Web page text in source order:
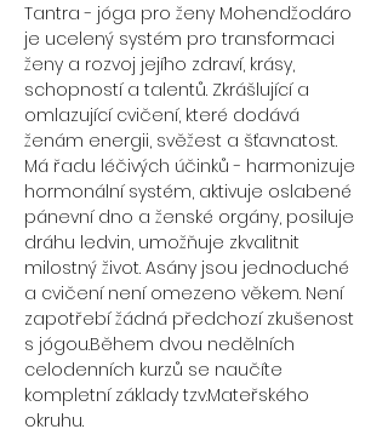
Tantra - jóga pro ženy Mohendžodáro
je ucelený systém pro transformaci
ženy a rozvoj jejího zdraví, krásy,
schopností a talentů. Zkrášlující a
omlazující cvičení, které dodává
ženám energii, svěžest a šťavnatost.
Má řadu léčivých účinků - harmonizuje
hormonální systém, aktivuje oslabené
pánevní dno a ženské orgány, posiluje
dráhu ledvin, umožňuje zkvalitnit
milostný život. Asány jsou jednoduché
a cvičení není omezeno věkem. Není
zapotřebí žádná předchozí zkušenost
s jógou.Během dvou nedělních
celodenních kurzů se naučíte
kompletní základy tzv.Mateřského